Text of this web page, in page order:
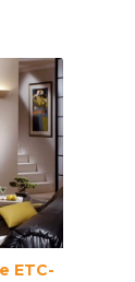
ETC-